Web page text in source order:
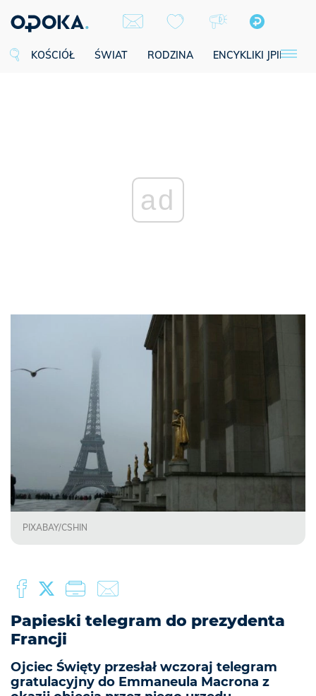
KOŚCIÓŁ ŚWIAT RODZINA ENCYKLIKI JPII
ad
PIXABAY/CSHIN
Papieski telegram do prezydenta
Francji
Ojciec Święty przesłał wczoraj telegram
gratulacyjny do Emmaneula Macrona z